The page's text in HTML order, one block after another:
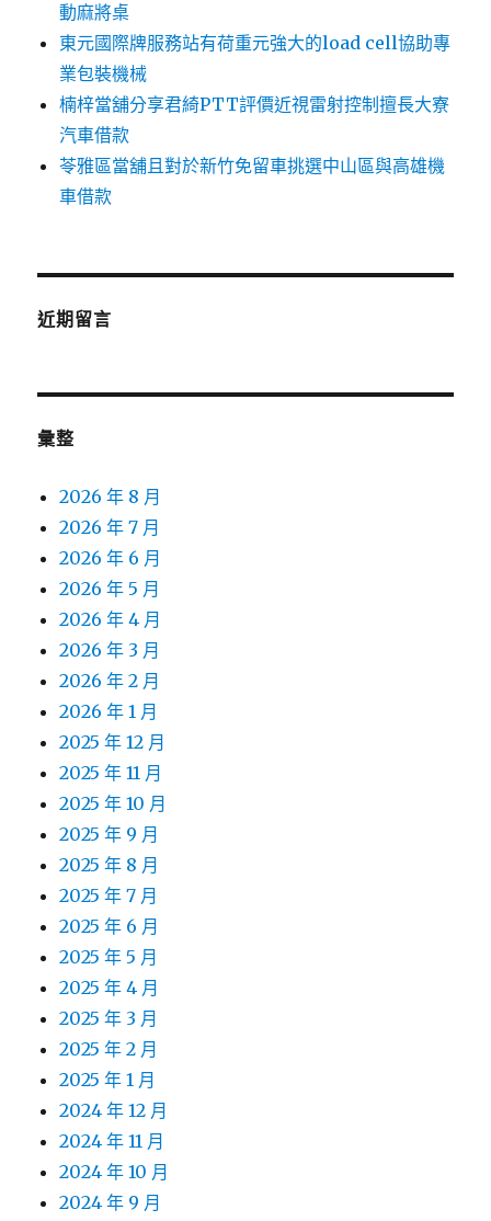
動麻將桌
東元國際牌服務站有荷重元強大的load cell協助專
業包裝機械
楠梓當舖分享君綺PTT評價近視雷射控制擅長大寮
汽車借款
苓雅區當舖且對於新竹免留車挑選中山區與高雄機
車借款
近期留言
彙整
2026 年 8 月
2026 年 7 月
2026 年 6 月
2026 年 5 月
2026 年 4 月
2026 年 3 月
2026 年 2 月
2026 年 1 月
2025 年 12 月
2025 年 11 月
2025 年 10 月
2025 年 9 月
2025 年 8 月
2025 年 7 月
2025 年 6 月
2025 年 5 月
2025 年 4 月
2025 年 3 月
2025 年 2 月
2025 年 1 月
2024 年 12 月
2024 年 11 月
2024 年 10 月
2024 年 9 月